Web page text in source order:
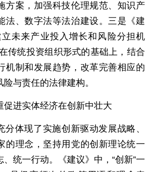
方案，加强科技伦理规范、知识产
法、数字法等法治建设。三是《建
未来产业投入增长和风险分担机
传统投资组织形式的基础上，结合
机制和发展趋势，改革完善相应的
与责任的法律建构。
促进实体经济在创新中壮大
分体现了实施创新驱动发展战略、
的理念，坚持用党的创新理论统一
统一行动。《建议》中，“创新”一